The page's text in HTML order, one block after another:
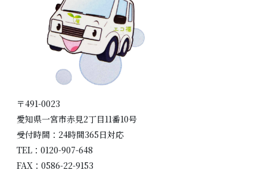
〒491-0023
愛知県一宮市赤見2丁目11番10号
受付時間：24時間365日対応
TEL：0120-907-648
FAX：0586-22-9153